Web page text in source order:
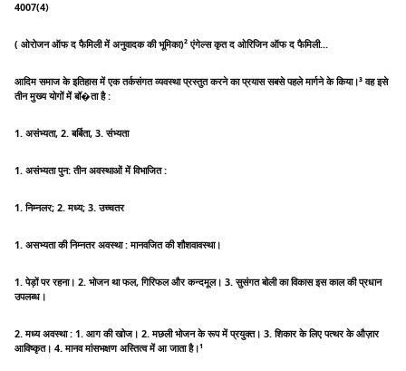
4007(4)
( ओरोजन ऑफ द फैमिली में अनुवादक की भूमिका)² एंगेल्स कृत द ओरिजिन ऑफ द फैमिली...
आदिम समाज के इतिहास में एक तर्कसंगत व्यवस्था प्रस्तुत करने का प्रयास सबसे पहले मार्गने के किया।³ वह इसे
तीन मुख्य योगों में बॉ�ता है :
1. असंभ्यता, 2. बर्बिता, 3. संभ्यता
1. असंभ्यता पुन: तीन अवस्थाओं में विभाजित :
1. निम्नलर; 2. मध्य; 3. उच्चतर
1. असभ्यता की निम्नतर अवस्था : मानवजित की शौशवावस्था।
1. पेड़ों पर रहना। 2. भोजन था फल, गिरिफल और कन्दमूल। 3. सुसंगत बोली का विकास इस काल की प्रधान
उपलब्ध।
2. मध्य अवस्था : 1. आग की खोज। 2. मछली भोजन के रूप में प्रयुक्त। 3. शिकार के लिए पत्थर के औज़ार
आविष्कृत। 4. मानव मांसभक्षण अस्तित्व में आ जाता है।¹